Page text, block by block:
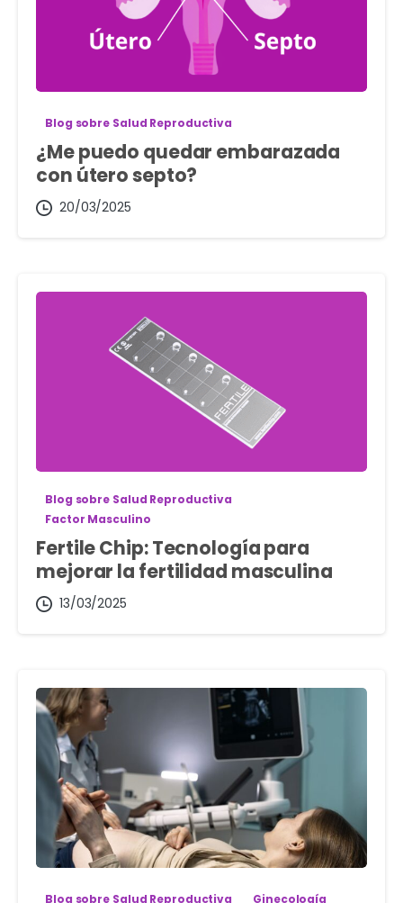
Blog sobre Salud Reproductiva
¿Me puedo quedar embarazada
con útero septo?
20/03/2025
Blog sobre Salud Reproductiva
Factor Masculino
Fertile Chip: Tecnología para
mejorar la fertilidad masculina
13/03/2025
Blog sobre Salud Reproductiva Ginecología